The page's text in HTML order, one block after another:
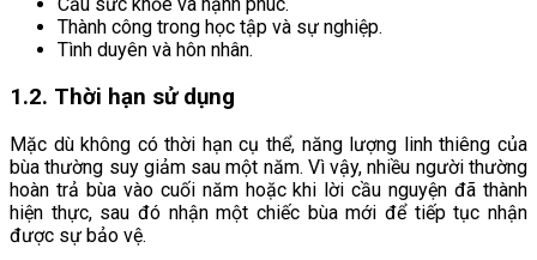
Cầu sức khỏe và hạnh phúc.
Thành công trong học tập và sự nghiệp.
Tình duyên và hôn nhân.
1.2. Thời hạn sử dụng
Mặc dù không có thời hạn cụ thể, năng lượng linh thiêng của
bùa thường suy giảm sau một năm. Vì vậy, nhiều người thường
hoàn trả bùa vào cuối năm hoặc khi lời cầu nguyện đã thành
hiện thực, sau đó nhận một chiếc bùa mới để tiếp tục nhận
được sự bảo vệ.